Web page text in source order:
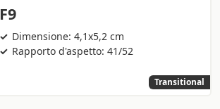
F9
Dimensione: 4,1x5,2 cm
Rapporto d'aspetto: 41/52
Transitional